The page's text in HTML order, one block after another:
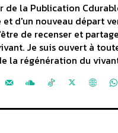
de la Publication
d'un nouveau départ
de recenser et
Je suis ouvert à
la régénération du